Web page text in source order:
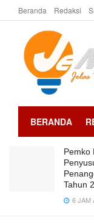
LATEST
Gubsu Ajak
Olahraga
Pemko
Tahun
6 JAM
Beranda Redaksi
BERANDA